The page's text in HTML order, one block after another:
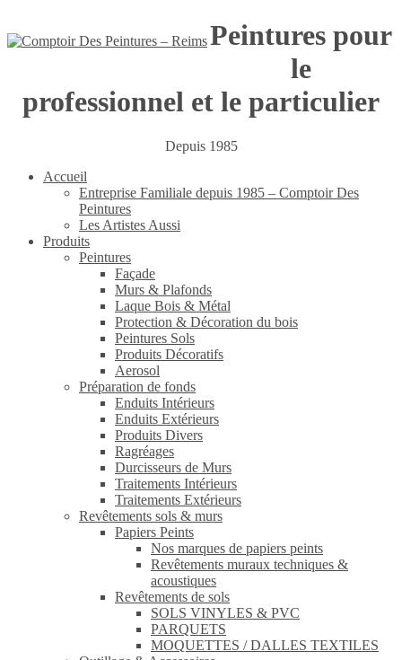
Peintures pour
le
professionnel et le particulier
Depuis 1985
Accueil
Entreprise Familiale depuis 1985 – Comptoir Des
Peintures
Les Artistes Aussi
Produits
Peintures
Façade
Murs & Plafonds
Laque Bois & Métal
Protection & Décoration du bois
Peintures Sols
Produits Décoratifs
Aerosol
Préparation de fonds
Enduits Intérieurs
Enduits Extérieurs
Produits Divers
Ragréages
Durcisseurs de Murs
Traitements Intérieurs
Traitements Extérieurs
Revêtements sols & murs
Papiers Peints
Nos marques de papiers peints
Revêtements muraux techniques &
acoustiques
Revêtements de sols
SOLS VINYLES & PVC
PARQUETS
MOQUETTES / DALLES TEXTILES